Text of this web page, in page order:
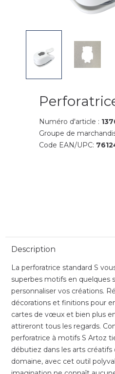
Numéro d'article :
Groupe de
Code EAN/UPC:
Description
La perforatrice standard S
superbes motifs en quelques
personnaliser vos créations.
décorations et finitions pour
cartes de vœux et bien plus
attireront tous les regards.
perforatrice à motifs S Artoz
débutiez dans les arts créatifs
domaine, avec cet outil